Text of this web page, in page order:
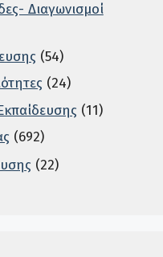
Διαγωνισμοί
(54)
(24)
(11)
(692)
(22)